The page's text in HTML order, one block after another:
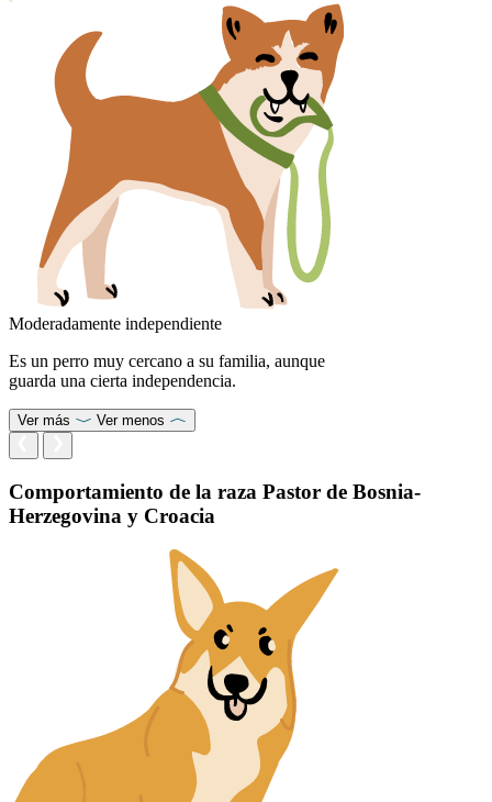
Moderadamente independiente
Es un perro muy cercano a su familia, aunque
guarda una cierta independencia.
Ver más Ver menos
Comportamiento de la raza Pastor de Bosnia-
Herzegovina y Croacia